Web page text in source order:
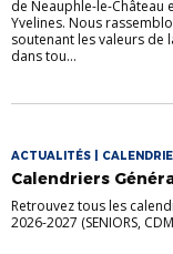
de Neauphle-le-Château
Yvelines. Nous
soutenant les valeurs de
dans tou...
ACTUALITÉS |
Calendriers
Retrouvez tous les
2026-2027 (SENIORS,